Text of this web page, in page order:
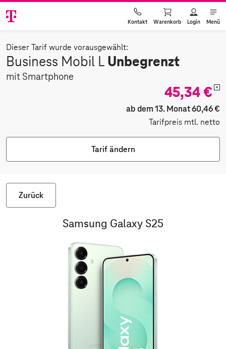
Kontakt Warenkorb Login Menü
Dieser Tarif wurde vorausgewählt:
Business Mobil L Unbegrenzt
mit Smartphone
45,34 € *
ab dem 13. Monat 60,46 €
Tarifpreis mtl. netto
Tarif ändern
Zurück
Samsung Galaxy S25